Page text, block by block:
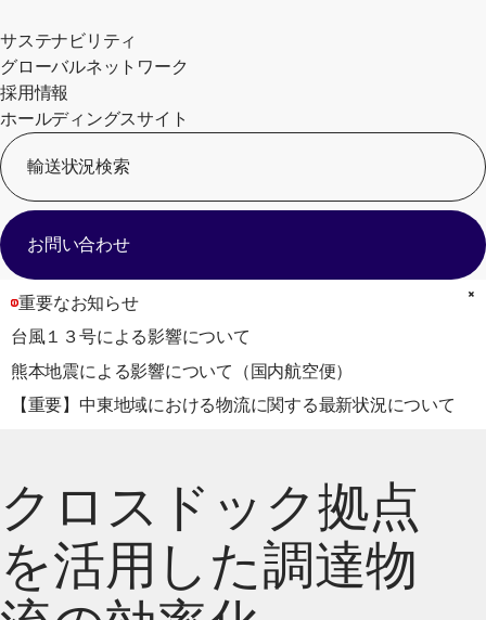
サステナビリティ
グローバルネットワーク
採用情報
ホールディングスサイト
輸送状況検索
[
お問い合わせ
重要なお知らせ
台風１３号による影響について
熊本地震による影響について（国内航空便）
【重要】中東地域における物流に関する最新状況について
クロスドック拠点
を活用した調達物